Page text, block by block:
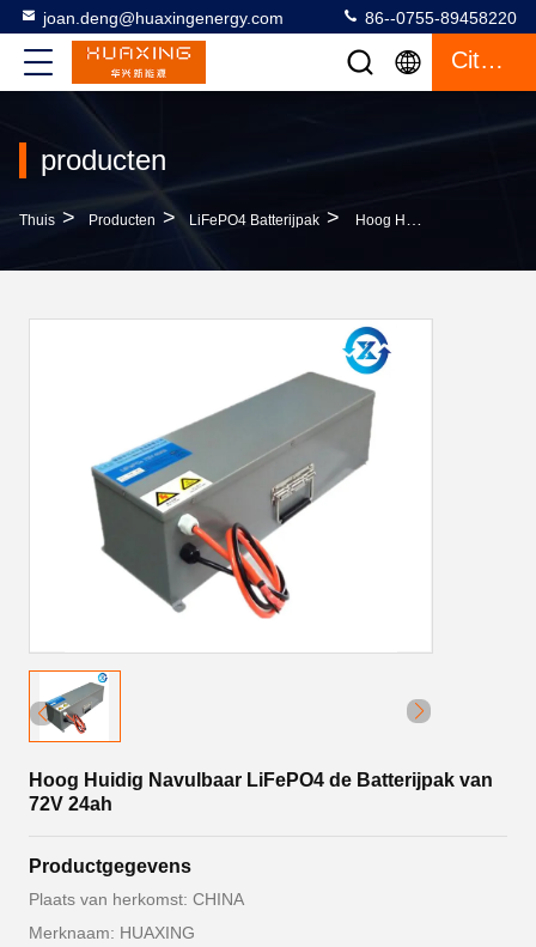
joan.deng@huaxingenergy.com 86--0755-89458220
Citaat
producten
Thuis > Producten > LiFePO4 Batterijpak > Hoog Huidig Navulbaar LiFePO4 De Batterijpak Van 72V 24ah
Hoog Huidig Navulbaar LiFePO4 de Batterijpak van
72V 24ah
Productgegevens
Plaats van herkomst: CHINA
Merknaam: HUAXING